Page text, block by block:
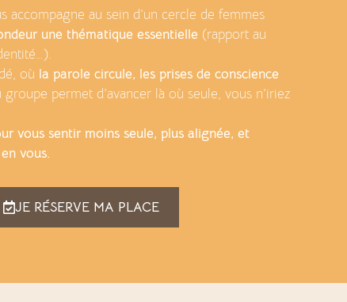
accompagne au sein d’un cercle de femmes
une thématique essentielle (rapport au
où la parole circule, les prises de conscience
permet d’avancer là où seule, vous n’iriez
vous sentir moins seule, plus alignée, et
vous.
JE RÉSERVE MA PLACE